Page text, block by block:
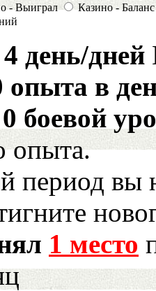
- Выиграл
Казино - Баланс
4 день/дней
опыта в
0 боевой
опыта.
период вы
1 место